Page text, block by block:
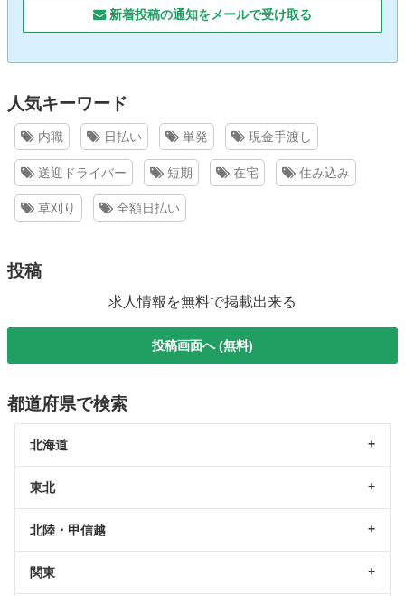
新着投稿の通知をメールで受け取る
人気キーワード
内職 日払い 単発 現金手渡し
送迎ドライバー 短期 在宅 住み込み
草刈り 全額日払い
投稿
求人情報を無料で掲載出来る
投稿画面へ (無料)
都道府県で検索
北海道
東北
北陸・甲信越
関東